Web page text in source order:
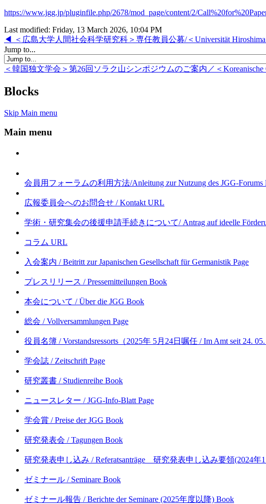
https://www.jgg.jp/pluginfile.php/2678/mod_page/content/2/
Last modified: Friday, 13 March 2026, 10:04 PM
◀︎ ＜広島大学人間社会科学研究科＞専任教員公募/＜Universität Hiroshima
Jump to...
＜韓国独文学会＞第26回ソラク山シンポジウムのご案内／＜Koreanische
Blocks
Skip Main menu
Main menu
会員用フォーラムの利用方法/Anleitung zur Nutzung des JGG-Forums
広報委員会へのお問合せ / Kontakt URL
学術・研究集会の後援申請手続きについて/ Antrag auf ideelle
コラム URL
入会案内 / Beitritt zur Japanischen Gesellschaft für Germanistik Page
プレスリリース / Pressemitteilungen Book
本会について / Über die JGG Book
総会 / Vollversammlungen Page
役員名簿 / Vorstandsressorts（2025年 5月24日嘱任 / Im Amt seit 24. 05.
学会誌 / Zeitschrift Page
研究叢書 / Studienreihe Book
ニュースレター / JGG-Info-Blatt Page
学会賞 / Preise der JGG Book
研究発表会 / Tagungen Book
研究発表申し込み / Referatsanträge 研究発表申し込み要領(2024年1
ゼミナール / Seminare Book
ゼミナール報告 / Berichte der Seminare (2025年度以降) Book